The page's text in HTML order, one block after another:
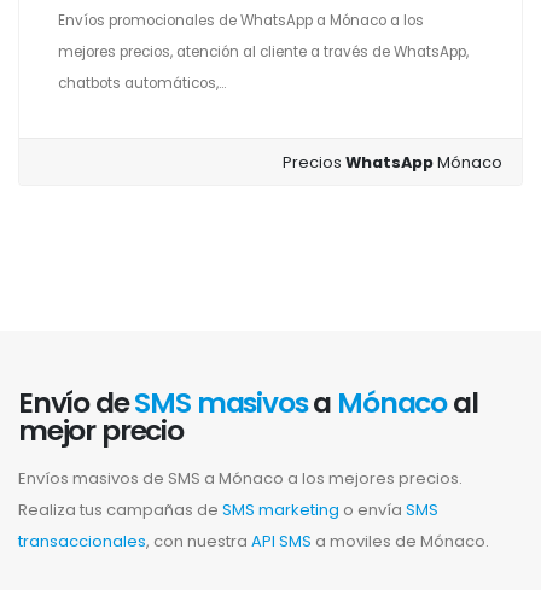
Envíos promocionales de WhatsApp a Mónaco a los
mejores precios, atención al cliente a través de WhatsApp,
chatbots automáticos,...
PreciosWhatsAppMónaco
Envío deSMS masivosa Mónacoal
mejor precio
Envíos masivos de SMS a Mónaco a los mejores precios.
Realiza tus campañas de SMS marketing o envía SMS
transaccionales, con nuestra API SMS a moviles de Mónaco.